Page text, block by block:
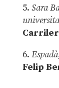
5. Sara
6.
Felip